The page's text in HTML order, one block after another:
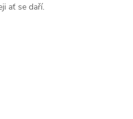
ať se daří.